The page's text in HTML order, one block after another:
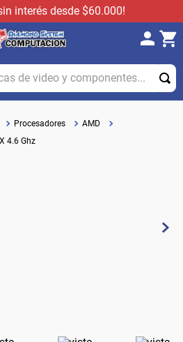
interés desde $60.000!
video y componentes...
Procesadores
AMD
4.6 Ghz